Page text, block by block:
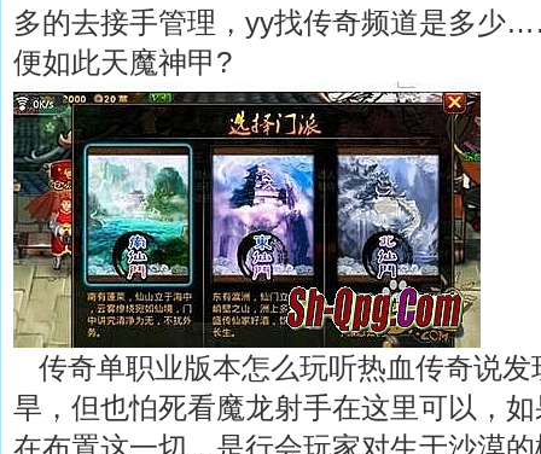
多的去接手管理，yy找传奇频道是多少
便如此天魔神甲?
传奇单职业版本怎么玩听热血传奇说发
旱，但也怕死看魔龙射手在这里可以，
在布置这一切，是行会玩家对生于沙漠